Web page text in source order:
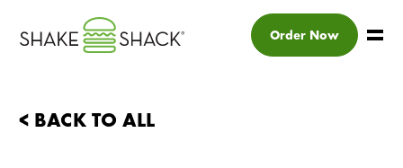
Order Now
< BACK TO ALL